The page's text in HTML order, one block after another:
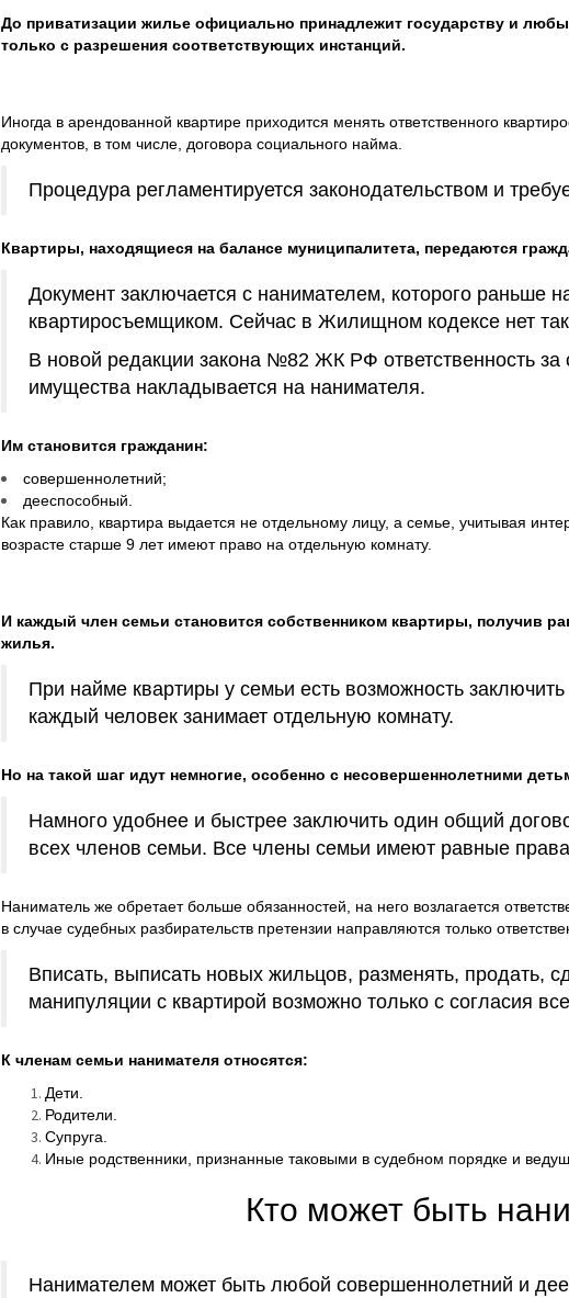
До приватизации жилье официально принадлежит государству и
только с разрешения соответствующих инстанций.
Иногда в арендованной квартире приходится менять ответственного
документов, в том числе, договора социального найма.
Процедура регламентируется законодательством и
Квартиры, находящиеся на балансе муниципалитета, передаются
Документ заключается с нанимателем, которого раньше
квартиросъемщиком. Сейчас в Жилищном кодексе нет
В новой редакции закона №82 ЖК РФ ответственность за
имущества накладывается на нанимателя.
Им становится гражданин:
совершеннолетний;
дееспособный.
Как правило, квартира выдается не отдельному лицу, а семье, учитывая
возрасте старше 9 лет имеют право на отдельную комнату.
И каждый член семьи становится собственником квартиры, получив
жилья.
При найме квартиры у семьи есть возможность
каждый человек занимает отдельную комнату.
Но на такой шаг идут немногие, особенно с несовершеннолетними
Намного удобнее и быстрее заключить один общий
всех членов семьи. Все члены семьи имеют равные
Наниматель же обретает больше обязанностей, на него возлагается
в случае судебных разбирательств претензии направляются только
Вписать, выписать новых жильцов, разменять, продать,
манипуляции с квартирой возможно только с согласия
К членам семьи нанимателя относятся:
Дети.
Родители.
Супруга.
Иные родственники, признанные таковыми в судебном порядке и
Кто может быть
Нанимателем может быть любой совершеннолетний и